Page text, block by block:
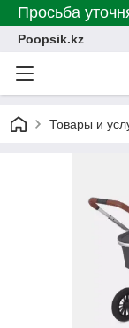
Просьба
Poopsik.kz
Товары и